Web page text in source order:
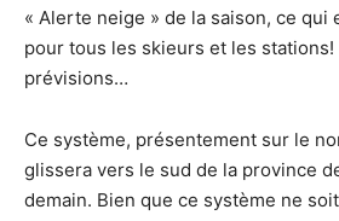
« Alerte neige » de la saison, ce qui
pour tous les skieurs et les
prévisions…
Ce système, présentement sur le
glissera vers le sud de la province
demain. Bien que ce système ne